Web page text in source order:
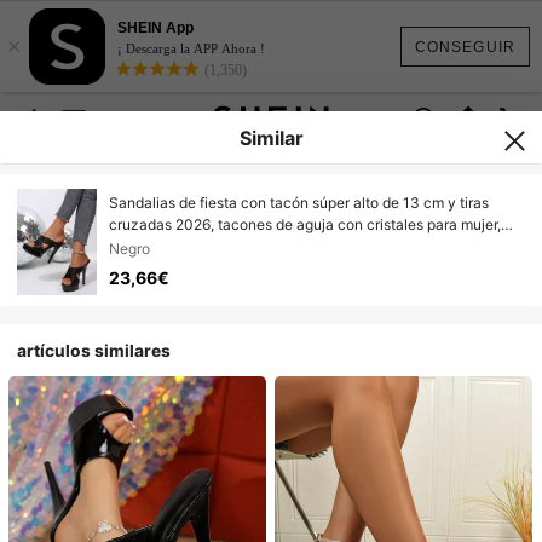
CONSEGUIR
×
SHEIN App
¡ Descarga la APP Ahora !
(1,350)
Similar
Sandalias de fiesta con tacón súper alto de 13 cm y tiras
cruzadas 2026, tacones de aguja con cristales para mujer,
para pasarela y boda, cómodas, tacones de plataforma,
zapatos de verano
Negro
23,66€
artículos similares